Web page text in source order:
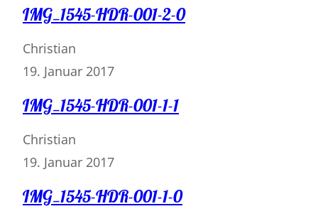
IMG_1545-HDR-001-2-0
Christian
19. Januar 2017
IMG_1545-HDR-001-1-1
Christian
19. Januar 2017
IMG_1545-HDR-001-1-0